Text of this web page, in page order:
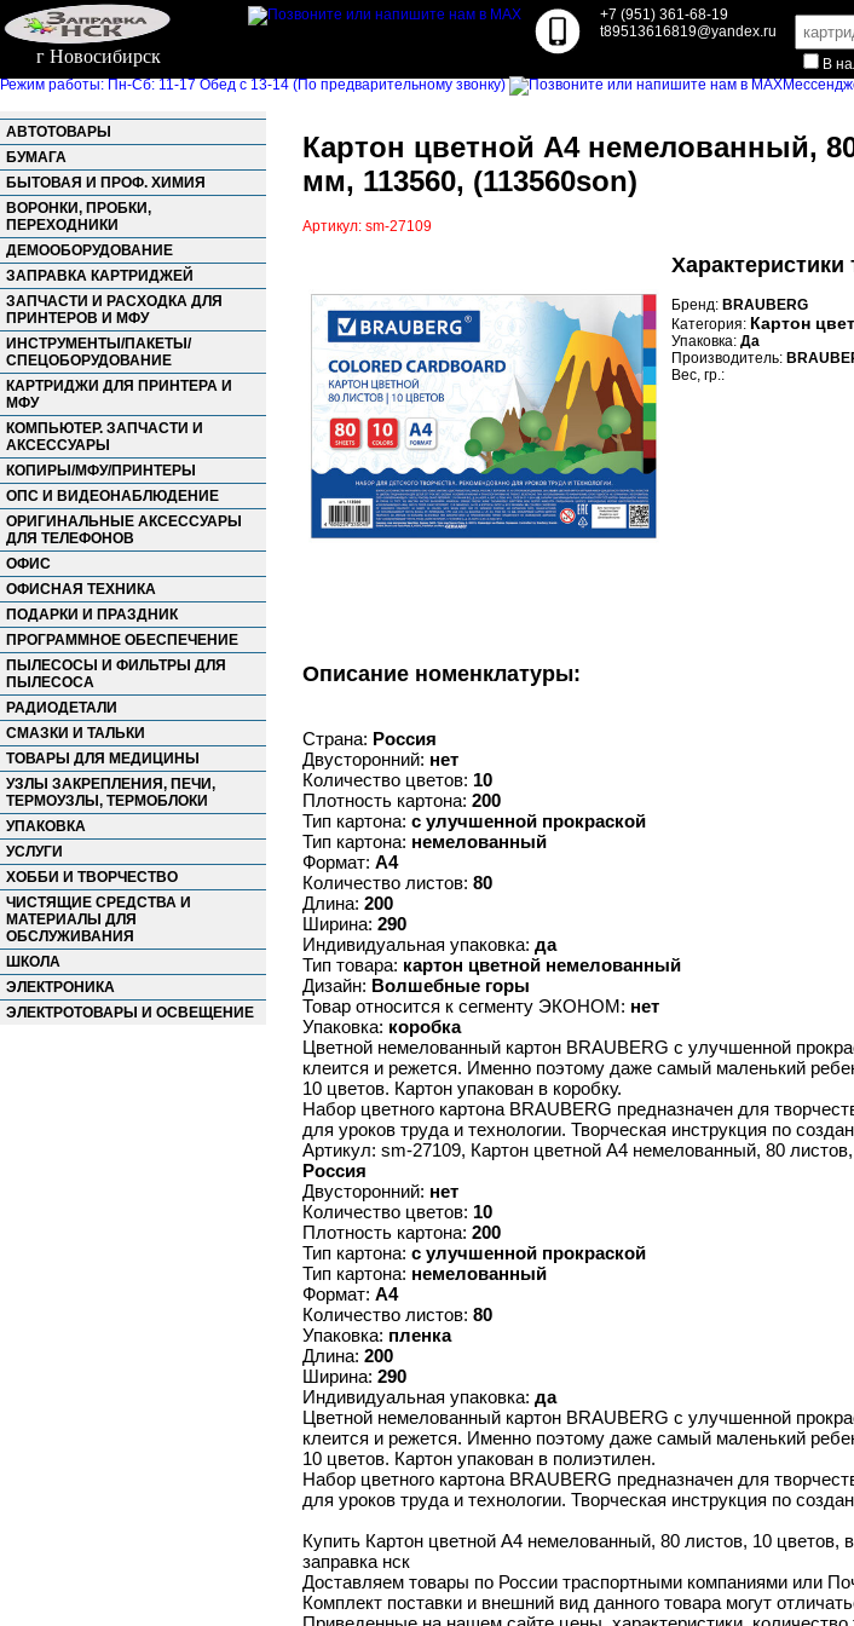
г Новосибирск
+7 (951) 361-68-19
t89513616819@yandex.ru
В
Режим работы: Пн-Сб: 11-17 Обед с 13-14 (По предварительному звонку)
АВТОТОВАРЫ
БУМАГА
БЫТОВАЯ И ПРОФ. ХИМИЯ
ВОРОНКИ, ПРОБКИ,
ПЕРЕХОДНИКИ
ДЕМООБОРУДОВАНИЕ
ЗАПРАВКА КАРТРИДЖЕЙ
ЗАПЧАСТИ И РАСХОДКА ДЛЯ
ПРИНТЕРОВ И МФУ
ИНСТРУМЕНТЫ/ПАКЕТЫ/
СПЕЦОБОРУДОВАНИЕ
КАРТРИДЖИ ДЛЯ ПРИНТЕРА И
МФУ
КОМПЬЮТЕР. ЗАПЧАСТИ И
АКСЕССУАРЫ
КОПИРЫ/МФУ/ПРИНТЕРЫ
ОПС И ВИДЕОНАБЛЮДЕНИЕ
ОРИГИНАЛЬНЫЕ АКСЕССУАРЫ
ДЛЯ ТЕЛЕФОНОВ
ОФИС
ОФИСНАЯ ТЕХНИКА
ПОДАРКИ И ПРАЗДНИК
ПРОГРАММНОЕ ОБЕСПЕЧЕНИЕ
ПЫЛЕСОСЫ И ФИЛЬТРЫ ДЛЯ
ПЫЛЕСОСА
РАДИОДЕТАЛИ
СМАЗКИ И ТАЛЬКИ
ТОВАРЫ ДЛЯ МЕДИЦИНЫ
УЗЛЫ ЗАКРЕПЛЕНИЯ, ПЕЧИ,
ТЕРМОУЗЛЫ, ТЕРМОБЛОКИ
УПАКОВКА
УСЛУГИ
ХОББИ И ТВОРЧЕСТВО
ЧИСТЯЩИЕ СРЕДСТВА И
МАТЕРИАЛЫ ДЛЯ
ОБСЛУЖИВАНИЯ
ШКОЛА
ЭЛЕКТРОНИКА
ЭЛЕКТРОТОВАРЫ И ОСВЕЩЕНИЕ
Картон цветной А4 немелованный,
мм, 113560, (113560son)
Артикул: sm-27109
Характеристики
Бренд: BRAUBERG
Категория: Картон
Упаковка: Да
Производитель:
Вес, гр.:
Описание номенклатуры:
Страна: Россия
Двусторонний: нет
Количество цветов: 10
Плотность картона: 200
Тип картона: с улучшенной прокраской
Тип картона: немелованный
Формат: А4
Количество листов: 80
Длина: 200
Ширина: 290
Индивидуальная упаковка: да
Тип товара: картон цветной немелованный
Дизайн: Волшебные горы
Товар относится к сегменту ЭКОНОМ: нет
Упаковка: коробка
Цветной немелованный картон BRAUBERG с улучшенной
клеится и режется. Именно поэтому даже самый маленький
10 цветов. Картон упакован в коробку.
Набор цветного картона BRAUBERG предназначен для
для уроков труда и технологии. Творческая инструкция по
Артикул: sm-27109, Картон цветной А4 немелованный, 80
Россия
Двусторонний: нет
Количество цветов: 10
Плотность картона: 200
Тип картона: с улучшенной прокраской
Тип картона: немелованный
Формат: А4
Количество листов: 80
Упаковка: пленка
Длина: 200
Ширина: 290
Индивидуальная упаковка: да
Цветной немелованный картон BRAUBERG с улучшенной
клеится и режется. Именно поэтому даже самый маленький
10 цветов. Картон упакован в полиэтилен.
Набор цветного картона BRAUBERG предназначен для
для уроков труда и технологии. Творческая инструкция по
Купить Картон цветной А4 немелованный, 80 листов, 10 цветов,
заправка нск
Доставляем товары по России траспортными компаниями или
Комплект поставки и внешний вид данного товара могут